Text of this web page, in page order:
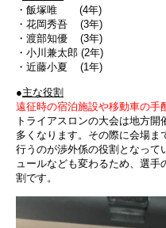
・飯塚唯 (4年)
・花岡秀吾 (3年)
・渡部知優 (3年)
・小川兼太郎 (2年)
・近藤小夏 (1年)
●主な役割
遠征時の宿泊施設や移動車の手
トライアスロンの大会は地方
多くなります。その際に会場ま
行うのが渉外係の役割となって
ュールなども変わるため、選
割です。